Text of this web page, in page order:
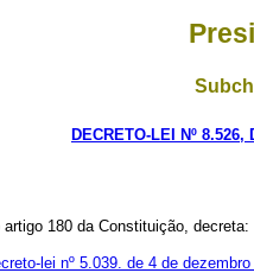
DECRETO-LEI Nº 8.526,
180 da Constituição, decreta:
lei nº 5.039. de 4 de